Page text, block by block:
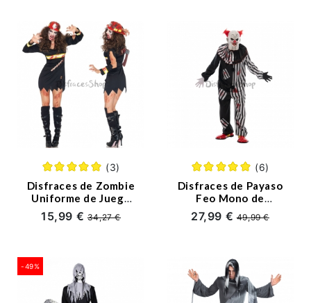
(3)
Disfraces de Zombie
Uniforme de Juego
de Bombero
Halloween
15,99 €34,27 €
(6)
Disfraces de Payaso
Feo Mono de
Halloween de
Adultos
27,99 €49,99 €
-49%